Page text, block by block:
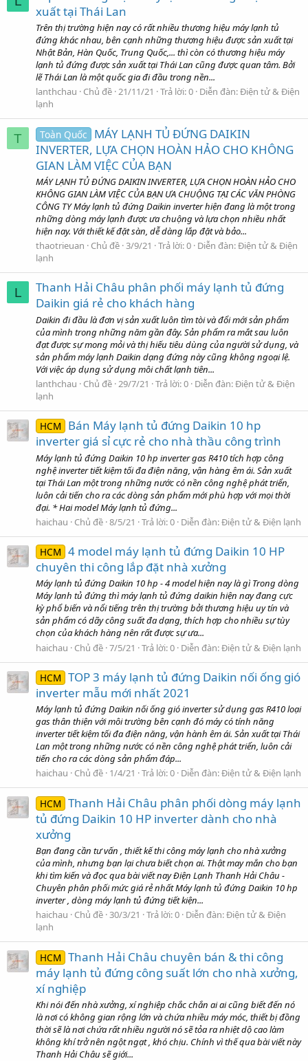
xuất tại Thái Lan
Trên thị trường hiện nay có rất nhiều thương hiệu máy lạnh tủ
đứng khác nhau, bên cạnh những thương hiệu được sản xuất tại
Nhật Bản, Hàn Quốc, Trung Quốc,... thì còn có thương hiệu máy
lạnh tủ đứng được sản xuất tại Thái Lan cũng được quan tâm. Bởi
lẽ Thái Lan là một quốc gia đi đầu trong nền...
lanthchau
Chủ đề 21/11/21 Trả lời: 0 Diễn đàn:Điện tử & Điện
lạnh
T Toàn Quốc
MÁY LẠNH TỦ ĐỨNG DAIKIN
INVERTER, LỰA CHỌN HOÀN HẢO CHO KHÔNG
GIAN LÀM VIỆC CỦA BẠN
MÁY LẠNH TỦ ĐỨNG DAIKIN INVERTER, LỰA CHỌN HOÀN HẢO CHO
KHÔNG GIAN LÀM VIỆC CỦA BẠN ƯA CHUỘNG TẠI CÁC VĂN PHÒNG
CÔNG TY Máy lạnh tủ đứng Daikin inverter hiện đang là một trong
những dòng máy lạnh được ưa chuộng và lựa chọn nhiều nhất
hiện nay. Với thiết kế đặt sàn, dễ dàng lắp đặt và bảo...
thaotrieuan
Chủ đề 3/9/21 Trả lời: 0 Diễn đàn:Điện tử & Điện
lạnh
L
Thanh Hải Châu phân phối máy lạnh tủ đứng
Daikin giá rẻ cho khách hàng
Daikin đi đầu là đơn vị sản xuất luôn tìm tòi và đổi mới sản phẩm
của mình trong những năm gần đây. Sản phẩm ra mắt sau luôn
đạt được sự mong mỏi và thị hiếu tiêu dùng của người sử dụng, và
sản phẩm máy lạnh Daikin dạng đứng này cũng không ngoại lệ.
Với việc áp dụng sử dụng môi chất lạnh tiên...
lanthchau
Chủ đề 29/7/21 Trả lời: 0 Diễn đàn:Điện tử & Điện
lạnh
HCM
Bán Máy lạnh tủ đứng Daikin 10 hp
inverter giá sỉ cực rẻ cho nhà thầu công trình
Máy lạnh tủ đứng Daikin 10 hp inverter gas R410 tích hợp công
nghệ inverter tiết kiệm tối đa điện năng, vận hàng êm ái. Sản xuất
tại Thái Lan một trong những nước có nền công nghệ phát triển,
luôn cải tiến cho ra các dòng sản phẩm mới phù hợp với mọi thời
đại. * Hai model Máy lạnh tủ đứng...
haichau
Chủ đề 8/5/21 Trả lời: 0 Diễn đàn:Điện tử & Điện lạnh
HCM 4 model máy lạnh tủ đứng Daikin 10 HP
chuyên thi công lắp đặt nhà xưởng
Máy lạnh tủ đứng Daikin 10 hp - 4 model hiện nay là gì Trong dòng
Máy lạnh tủ đứng thì máy lạnh tủ đứng daikin hiện nay đang cực
kỳ phổ biến và nổi tiếng trên thị trường bởi thương hiệu uy tín và
sản phẩm có dãy công suất đa dạng, thích hợp cho nhiều sự tùy
chọn của khách hàng nên rất được sự ưa...
haichau
Chủ đề 7/5/21 Trả lời: 0 Diễn đàn:Điện tử & Điện lạnh
HCM TOP 3 máy lạnh tủ đứng Daikin nối ống gió
inverter mẫu mới nhất 2021
Máy lạnh tủ đứng Daikin nối ống gió inverter sử dụng gas R410 loại
gas thân thiện với môi trường bên cạnh đó máy có tính năng
inverter tiết kiệm tối đa điện năng, vận hành êm ái. Sản xuất tại Thái
Lan một trong những nước có nền công nghệ phát triển, luôn cải
tiến cho ra các dòng sản phẩm đáp...
haichau
Chủ đề 1/4/21 Trả lời: 0 Diễn đàn:Điện tử & Điện lạnh
HCM Thanh Hải Châu phân phối dòng máy lạnh
tủ đứng Daikin 10 HP inverter dành cho nhà
xưởng
Bạn đang cần tư vấn , thiết kế thi công máy lạnh cho nhà xưởng
của mình, nhưng bạn lại chưa biết chọn ai. Thật may mắn cho bạn
khi tìm kiến và đọc qua bài viết nay Điện Lạnh Thanh Hải Châu -
Chuyên phân phối mức giá rẻ nhất Máy lạnh tủ đứng Daikin 10 hp
inverter , dòng máy lạnh tủ đứng tiết kiện...
haichau
Chủ đề 30/3/21 Trả lời: 0 Diễn đàn:Điện tử & Điện
lạnh
HCM Thanh Hải Châu chuyên bán & thi công
máy lạnh tủ đứng công suất lớn cho nhà xưởng,
xí nghiệp
Khi nói đến nhà xưởng, xí nghiệp chắc chắn ai ai cũng biết đến nó
là nơi có không gian rộng lớn và chứa nhiều máy móc, thiết bị đồng
thời sẽ là nơi chứa rất nhiều người nó sẽ tỏa ra nhiệt dộ cao làm
không khí trở nên ngột ngạt , khó chịu. Chính vì thế qua bài viết này
Thanh Hải Châu sẽ giới...